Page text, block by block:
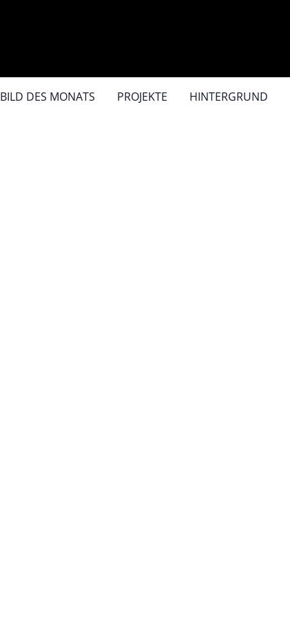
BILD DES MONATS PROJEKTE HINTERGRUND